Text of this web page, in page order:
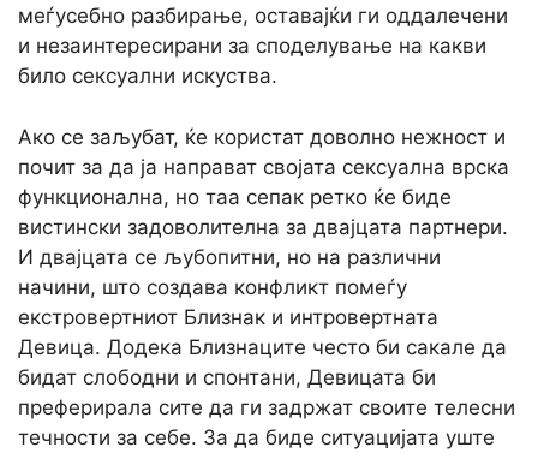
меѓусебно разбирање, оставајќи ги оддалечени
и незаинтересирани за споделување на какви
било сексуални искуства.
Ако се заљубат, ќе користат доволно нежност и
почит за да ја направат својата сексуална врска
функционална, но таа сепак ретко ќе биде
вистински задоволителна за двајцата партнери.
И двајцата се љубопитни, но на различни
начини, што создава конфликт помеѓу
екстровертниот Близнак и интровертната
Девица. Додека Близнаците често би сакале да
бидат слободни и спонтани, Девицата би
преферирала сите да ги задржат своите телесни
течности за себе. За да биде ситуацијата уште